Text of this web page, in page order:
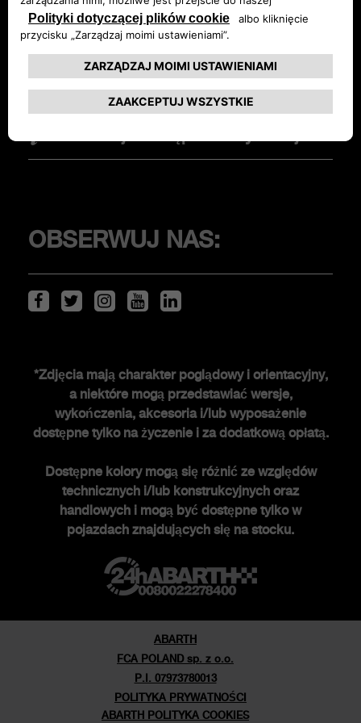
OPCJE ZAKUPU
Promocje
Znajdź dealera
Jazda testowa
Serwis i akcesoria
Historia FCA heritage
Historia
Nowości
Newsletter
Znajdź dealera
Informacje o modelach
OBSERWUJ NAS:
*Zdjęcia mają charakter poglądowy i orientacyjny,
a niektóre mogą przedstawiać wersje,
wykończenia, akcesoria i/lub wyposażenie
dostępne tylko na życzenie i za dodatkową opłatą.
Dostępne kolory mogą się różnić ze względów
technicznych i/lub konstrukcyjnych oraz
handlowych i mogą być dostępne tylko w
pojazdach znajdujących się na stocku.
ABARTH
FCA POLAND sp. z o.o.
P.I. 07973780013
POLITYKA PRYWATNOŚCI
ABARTH POLITYKA COOKIES